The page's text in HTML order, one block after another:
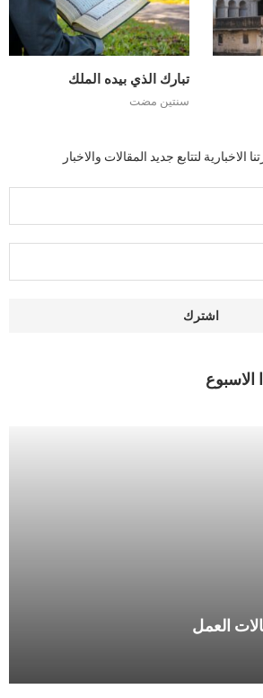
تبارك الذي بيده الملك
سنتين مضت
لتتابع جديد المقالات والاخبار
الاسبوع
العمل